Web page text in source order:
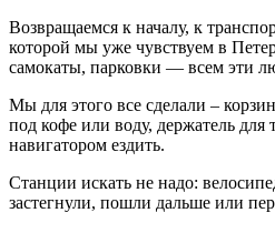
Возвращаемся к началу, к
которой мы уже чувствуем в
самокаты, парковки — всем эти
Мы для этого все сделали –
под кофе или воду, держатель для
навигатором ездить.
Станции искать не надо:
застегнули, пошли дальше или